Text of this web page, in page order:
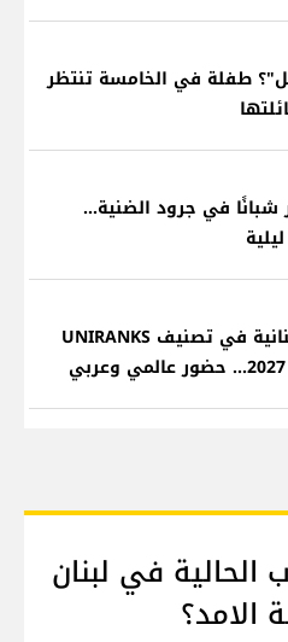
طفلة في الخامسة تنتظر
شبانًا في جرود الضنية...
الجامعات اللبنانية في تصنيف UNIRANKS
في لبنان
الامد؟